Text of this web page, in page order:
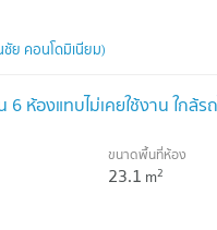
ชัย คอนโดมิเนียม)
ห้องแทบไม่เคยใช้งาน ใกล้
ขนาดพื้นที่ห้อง
23.1 m2